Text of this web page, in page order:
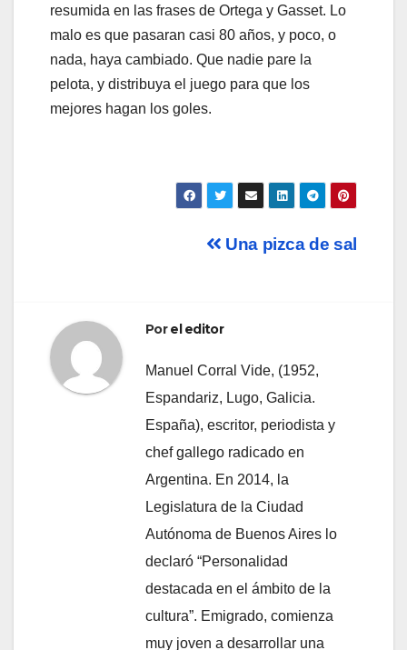
resumida en las frases de Ortega y Gasset. Lo
malo es que pasaran casi 80 años, y poco, o
nada, haya cambiado. Que nadie pare la
pelota, y distribuya el juego para que los
mejores hagan los goles.
Navegación
entradas
Una pizca de sal
Porel editor
Manuel Corral Vide, (1952,
Espandariz, Lugo, Galicia.
España), escritor, periodista y
chef gallego radicado en
Argentina. En 2014, la
Legislatura de la Ciudad
Autónoma de Buenos Aires lo
declaró “Personalidad
destacada en el ámbito de la
cultura”. Emigrado, comienza
muy joven a desarrollar una